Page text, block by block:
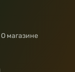
О магазине